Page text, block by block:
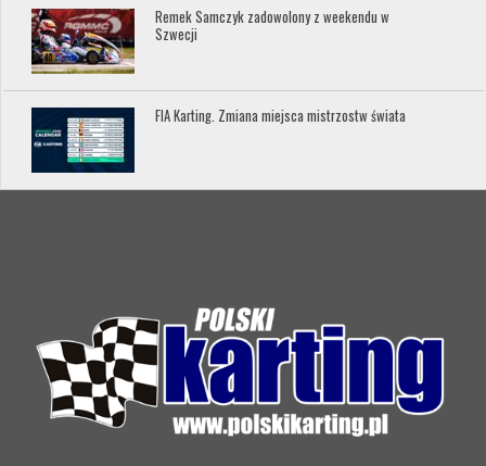
Remek Samczyk zadowolony z weekendu w
Szwecji
FIA Karting. Zmiana miejsca mistrzostw świata